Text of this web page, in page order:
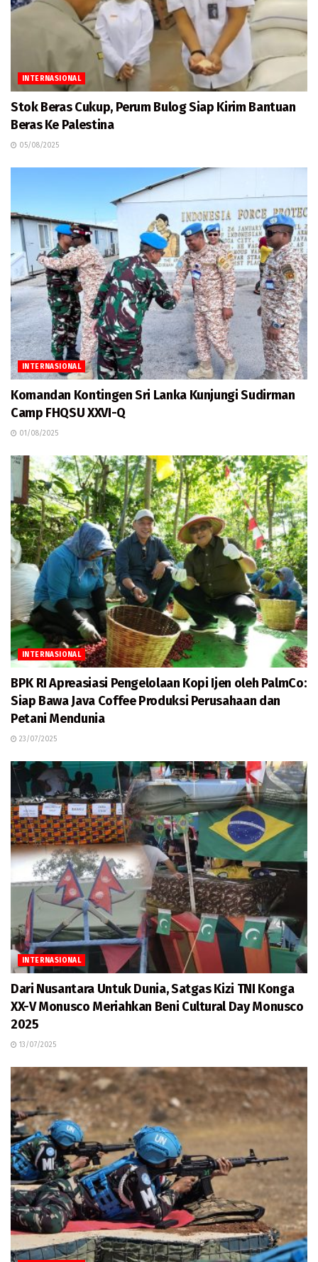
INTERNASIONAL
Stok Beras Cukup, Perum Bulog Siap Kirim Bantuan
Beras Ke Palestina
05/08/2025
INTERNASIONAL
Komandan Kontingen Sri Lanka Kunjungi Sudirman
Camp FHQSU XXVI-Q
01/08/2025
INTERNASIONAL
BPK RI Apreasiasi Pengelolaan Kopi Ijen oleh PalmCo:
Siap Bawa Java Coffee Produksi Perusahaan dan
Petani Mendunia
23/07/2025
INTERNASIONAL
Dari Nusantara Untuk Dunia, Satgas Kizi TNI Konga
XX-V Monusco Meriahkan Beni Cultural Day Monusco
2025
13/07/2025